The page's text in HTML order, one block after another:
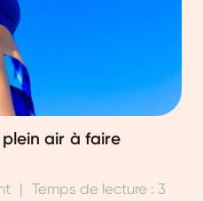
air à faire
Temps de lecture : 3